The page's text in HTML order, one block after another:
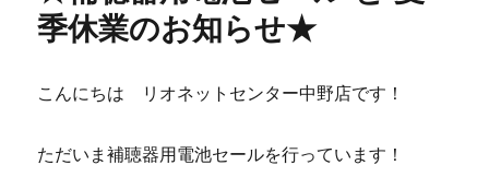
季休業のお知らせ★
こんにちは リオネットセンター中野店です！
ただいま補聴器用電池セールを行っています！